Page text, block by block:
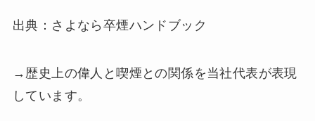
出典：さよなら卒煙ハンドブック
→歴史上の偉人と喫煙との関係を当社代表が表現
しています。